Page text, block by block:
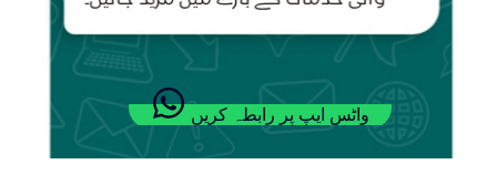
واٹس ایپ پر رابطہ کریں